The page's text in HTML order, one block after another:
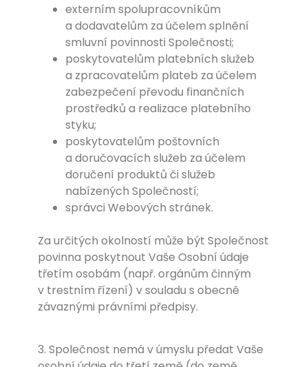
externím spolupracovníkům
a dodavatelům za účelem splnění
smluvní povinnosti Společnosti;
poskytovatelům platebních služeb
a zpracovatelům plateb za účelem
zabezpečení převodu finančních
prostředků a realizace platebního
styku;
poskytovatelům poštovních
a doručovacích služeb za účelem
doručení produktů či služeb
nabízených Společností;
správci Webových stránek.
Za určitých okolností může být Společnost
povinna poskytnout Vaše Osobní údaje
třetím osobám (např. orgánům činným
v trestním řízení) v souladu s obecně
závaznými právními předpisy.
3. Společnost nemá v úmyslu předat Vaše